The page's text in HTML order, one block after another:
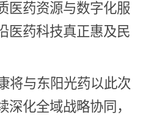
医药资源与数字化服
医药科技真正惠及民
将与东阳光药以此次
深化全域战略协同，